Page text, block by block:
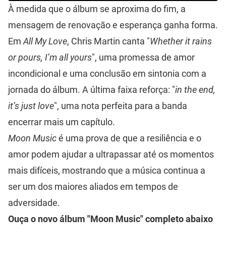
À medida que o álbum se aproxima do fim, a
mensagem de renovação e esperança ganha forma.
Em All My Love, Chris Martin canta "Whether it rains
or pours, I’m all yours", uma promessa de amor
incondicional e uma conclusão em sintonia com a
jornada do álbum. A última faixa reforça: "in the end,
it’s just love", uma nota perfeita para a banda
encerrar mais um capítulo.
Moon Musicé uma prova de que a resiliência e o
amor podem ajudar a ultrapassar até os momentos
mais difíceis, mostrando que a música continua a
ser um dos maiores aliados em tempos de
adversidade.
Ouça o novo álbum "Moon Music" completo abaixo